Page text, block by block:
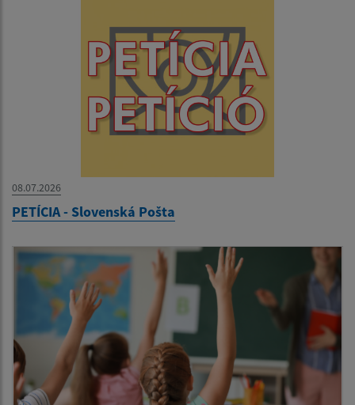
08.07.2026
PETÍCIA - Slovenská Pošta